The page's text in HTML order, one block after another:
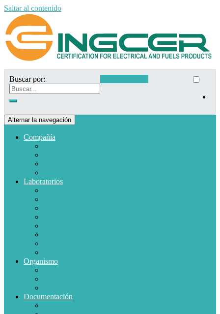
Saltar al contenido
Buscar por:
Alternar la navegación
Compañía
Laboratorios
Organismo
Documentación